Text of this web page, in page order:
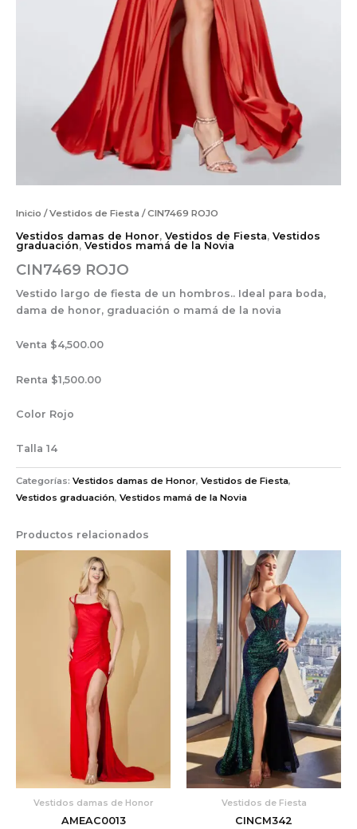
Inicio /Vestidos de Fiesta / CIN7469 ROJO
Vestidos damas de Honor, Vestidos de Fiesta, Vestidos
graduación, Vestidos mamá de la Novia
CIN7469 ROJO
Vestido largo de fiesta de un hombros.. Ideal para boda,
dama de honor, graduación o mamá de la novia
Venta $4,500.00
Renta $1,500.00
Color Rojo
Talla 14
Categorías: Vestidos damas de Honor, Vestidos de Fiesta,
Vestidos graduación, Vestidos mamá de la Novia
Productos relacionados
Vestidos damas de Honor
AMEAC0013
Vestidos de Fiesta
CINCM342